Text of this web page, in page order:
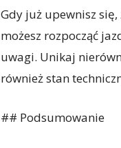
Gdy już upewnisz
możesz rozpocząć
uwagi. Unikaj
również stan
## Podsumowanie